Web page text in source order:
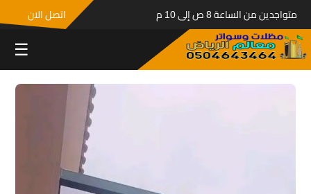
متواجدين من الساعة 8 ص إلى 10 م اتصل الان
☰